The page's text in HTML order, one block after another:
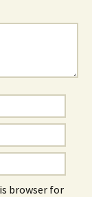
browser for